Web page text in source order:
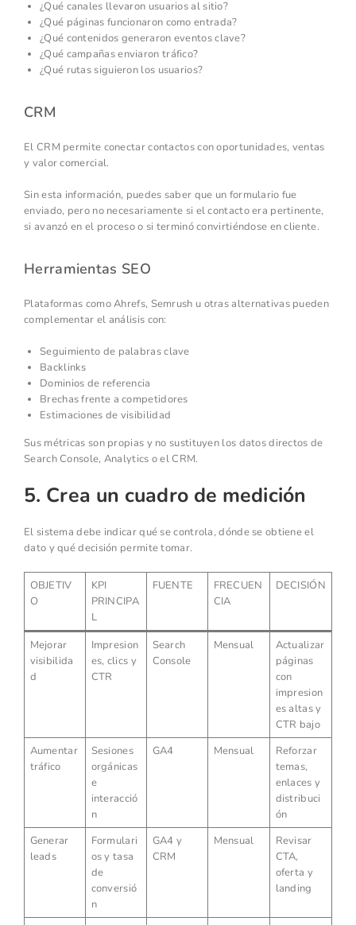
¿Qué canales llevaron usuarios al sitio?
¿Qué páginas funcionaron como entrada?
¿Qué contenidos generaron eventos clave?
¿Qué campañas enviaron tráfico?
¿Qué rutas siguieron los usuarios?
CRM
El CRM permite conectar contactos con oportunidades, ventas
y valor comercial.
Sin esta información, puedes saber que un formulario fue
enviado, pero no necesariamente si el contacto era pertinente,
si avanzó en el proceso o si terminó convirtiéndose en cliente.
Herramientas SEO
Plataformas como Ahrefs, Semrush u otras alternativas pueden
complementar el análisis con:
Seguimiento de palabras clave
Backlinks
Dominios de referencia
Brechas frente a competidores
Estimaciones de visibilidad
Sus métricas son propias y no sustituyen los datos directos de
Search Console, Analytics o el CRM.
5. Crea un cuadro de medición
El sistema debe indicar qué se controla, dónde se obtiene el
dato y qué decisión permite tomar.
OBJETIV
O
KPI
PRINCIPA
L
FUENTE
FRECUEN
CIA
DECISIÓN
Mejorar
visibilida
d
Impresion
es, clics y
CTR
Search
Console
Mensual
Actualizar
páginas
con
impresion
es altas y
CTR bajo
Aumentar
tráfico
Sesiones
orgánicas
e
interacció
n
GA4 Mensual
Reforzar
temas,
enlaces y
distribuci
ón
Generar
leads
Formulari
os y tasa
de
conversió
n
GA4 y
CRM
Mensual
Revisar
CTA,
oferta y
landing